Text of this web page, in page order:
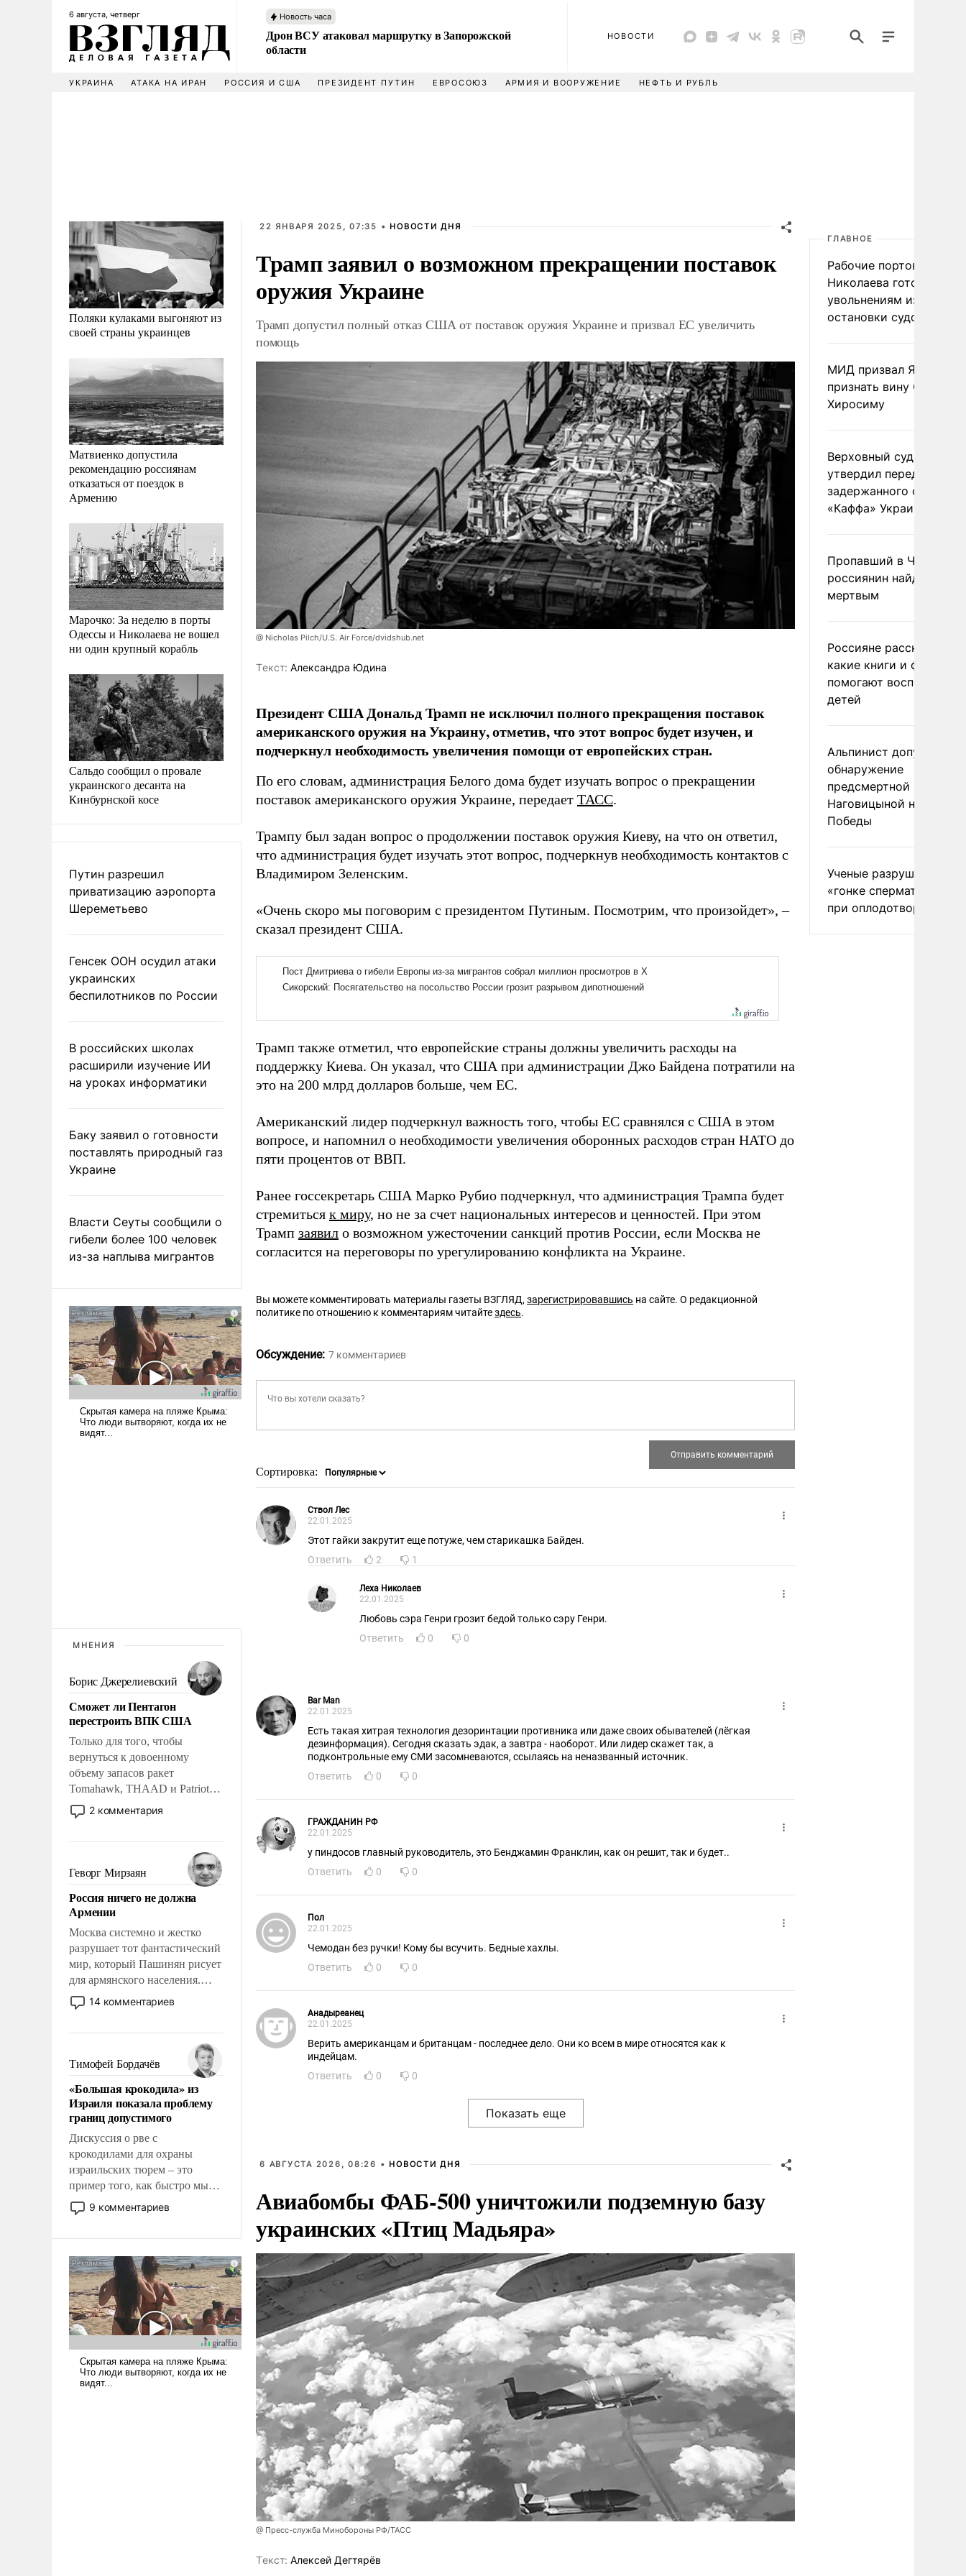
6 августа, четверг Новость часа
Дрон ВСУ атаковал маршрутку в Запорожской
области
НОВОСТИ
УКРАИНА АТАКА НА ИРАН РОССИЯ И США ПРЕЗИДЕНТ ПУТИН ЕВРОСОЮЗ АРМИЯ И ВООРУЖЕНИЕ НЕФТЬ И РУБЛЬ
Поляки кулаками выгоняют из
своей страны украинцев
Матвиенко допустила
рекомендацию россиянам
отказаться от поездок в
Армению
Марочко: За неделю в порты
Одессы и Николаева не вошел
ни один крупный корабль
Сальдо сообщил о провале
украинского десанта на
Кинбурнской косе
Путин разрешил
приватизацию аэропорта
Шереметьево
Генсек ООН осудил атаки
украинских
беспилотников по России
В российских школах
расширили изучение ИИ
на уроках информатики
Баку заявил о готовности
поставлять природный газ
Украине
Власти Сеуты сообщили о
гибели более 100 человек
из-за наплыва мигрантов
МНЕНИЯ
Борис Джерелиевский
Сможет ли Пентагон
перестроить ВПК США
Только для того, чтобы
вернуться к довоенному
объему запасов ракет
Tomahawk, THAAD и Patriot
США потребуется более трех
лет. Даже небольшая война с
Сложившаяся ситуация
означает многолетний период
уязвимости США, например,
перед Китаем.
2 комментария
Геворг Мирзаян
Россия ничего не должна
Армении
Москва системно и жестко
разрушает тот фантастический
мир, который Пашинян рисует
для армянского населения.
Мир, где политические
прожекты будут безусловно
налогоплательщиков и где
Еревану за свои поступки не
нужно отвечать.
14 комментариев
Тимофей Бордачёв
«Большая крокодила» из
Израиля показала проблему
границ допустимого
Дискуссия о рве с
крокодилами для охраны
израильских тюрем – это
пример того, как быстро мы
двигаемся по пути
революционных изменений.
псевдонаучной фантастики,
стало всерьез обсуждаемой
идеей.
9 комментариев
22 ЯНВАРЯ 2025, 07:35 • НОВОСТИ ДНЯ
Трамп заявил о возможном прекращении поставок
оружия Украине
Трамп допустил полный отказ США от поставок оружия Украине и призвал ЕС увеличить
помощь
@ Nicholas Pilch/U.S. Air Force/dvidshub.net
Tекст: Александра Юдина
Президент США Дональд Трамп не исключил полного прекращения поставок
американского оружия на Украину, отметив, что этот вопрос будет изучен, и
подчеркнул необходимость увеличения помощи от европейских стран.
По его словам, администрация Белого дома будет изучать вопрос о прекращении
поставок американского оружия Украине, передает ТАСС.
Трампу был задан вопрос о продолжении поставок оружия Киеву, на что он ответил,
что администрация будет изучать этот вопрос, подчеркнув необходимость контактов с
Владимиром Зеленским.
«Очень скоро мы поговорим с президентом Путиным. Посмотрим, что произойдет», –
сказал президент США.
Трамп также отметил, что европейские страны должны увеличить расходы на
поддержку Киева. Он указал, что США при администрации Джо Байдена потратили на
это на 200 млрд долларов больше, чем ЕС.
Американский лидер подчеркнул важность того, чтобы ЕС сравнялся с США в этом
вопросе, и напомнил о необходимости увеличения оборонных расходов стран НАТО до
пяти процентов от ВВП.
Ранее госсекретарь США Марко Рубио подчеркнул, что администрация Трампа будет
стремиться к миру, но не за счет национальных интересов и ценностей. При этом
Трамп заявил о возможном ужесточении санкций против России, если Москва не
согласится на переговоры по урегулированию конфликта на Украине.
Вы можете комментировать материалы газеты ВЗГЛЯД,зарегистрировавшись на сайте. О редакционной
политике по отношению к комментариям читайтездесь.
Обсуждение: 7 комментариев
Сортировка:
Ствол Лес
22.01.2025
Этот гайки закрутит еще потуже, чем старикашка Байден.
Ответить
2 1
Леха Николаев
22.01.2025
Любовь сэра Генри грозит бедой только сэру Генри.
Ответить
0 0
Bar Man
22.01.2025
Есть такая хитрая технология дезоринтации противника или даже своих обывателей (лёгкая
дезинформация). Сегодня сказать эдак, а завтра - наоборот. Или лидер скажет так, а
подконтрольные ему СМИ засомневаются, ссылаясь на неназванный источник.
Ответить
0 0
ГРАЖДАНИН РФ
22.01.2025
у пиндосов главный руководитель, это Бенджамин Франклин, как он решит, так и будет..
Ответить
0 0
Пол
22.01.2025
Чемодан без ручки! Кому бы всучить. Бедные хахлы.
Ответить
0 0
Анадыреанец
22.01.2025
Верить американцам и британцам - последнее дело. Они ко всем в мире относятся как к
индейцам.
Ответить
0 0
6 АВГУСТА 2026, 08:26 • НОВОСТИ ДНЯ
Авиабомбы ФАБ-500 уничтожили подземную базу
украинских «Птиц Мадьяра»
@ Пресс-служба Минобороны РФ/ТАСС
Tекст: Алексей Дегтярёв
ГЛАВНОЕ
Рабочие портов
Николаева готовятся к
увольнениям из-за
остановки судоходства
МИД призвал Японию
признать вину США за
Хиросиму
Верховный суд Швеции
утвердил передачу
задержанного
«Каффа» Украине
Пропавший в
россиянин найден
мертвым
Россияне рассказали,
какие книги и фильмы
помогают воспитывать
детей
Альпинист допустил
обнаружение
предсмертной записки
Наговицыной на пике
Победы
Ученые разрушили миф
«гонке
при оплодотворении